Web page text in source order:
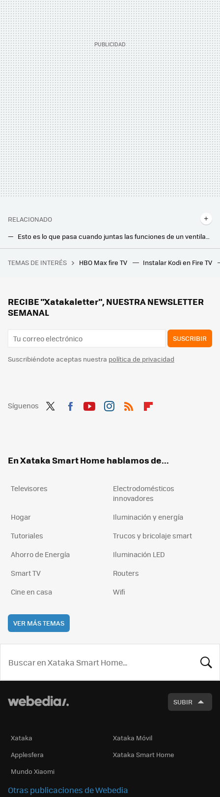
RELACIONADO
Esto es lo que pasa cuando juntas las funciones de un ventilador con un insecticida: así son los ventiladores anti-mosquitos
No quiero que mi terraza o jardín se llene de mosquitos y garrapatas después de tanto llover. Tres plantas que voy a poner para evitarlo
Canarias tiene una patata caliente entre manos. Una gigantesca estatua franquista que ni Franco quiso
TEMAS DE INTERÉS HBO Max fire TV Instalar Kodi en Fire TV
RECIBE "Xatakaletter", NUESTRA NEWSLETTER
SEMANAL
SUSCRIBIR
Suscribiéndote aceptas nuestra política de privacidad
Síguenos
En Xataka Smart Home hablamos de...
Televisores
Electrodomésticos
innovadores
Hogar
Iluminación y energía
Tutoriales
Trucos y bricolaje smart
Ahorro de Energía
Iluminación LED
Smart TV
Routers
Cine en casa
Wifi
VER MÁS TEMAS
SUBIR
Xataka
Xataka Móvil
Applesfera
Xataka Smart Home
Mundo Xiaomi
Otras publicaciones de Webedia